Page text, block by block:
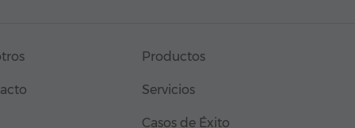
Productos
Servicios
Casos de Éxito